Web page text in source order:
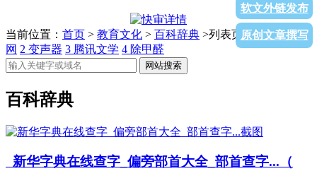
软文外链发布
原创文章撰写
当前位置： 首页 > 教育文化 > 百科辞典 >列表页面1横县政务
网 2 变声器 3 腾讯文学 4 除甲醛
网站搜索
百科辞典
新华字典在线查字_偏旁部首大全_部首查字...（